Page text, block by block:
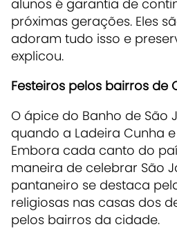
alunos é garantia de
próximas gerações. Eles
adoram tudo isso e
explicou.
Festeiros pelos bairros de
O ápice do Banho de São
quando a Ladeira Cunha
Embora cada canto do
maneira de celebrar São
pantaneiro se destaca
religiosas nas casas dos
pelos bairros da cidade.